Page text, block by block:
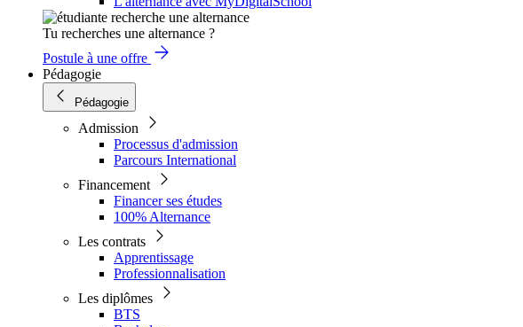
Tu recherches une alternance ?
Postule à une offre
Pédagogie
Pédagogie
Admission
Processus d'admission
Parcours International
Financement
Financer ses études
100% Alternance
Les contrats
Apprentissage
Professionnalisation
Les diplômes
BTS